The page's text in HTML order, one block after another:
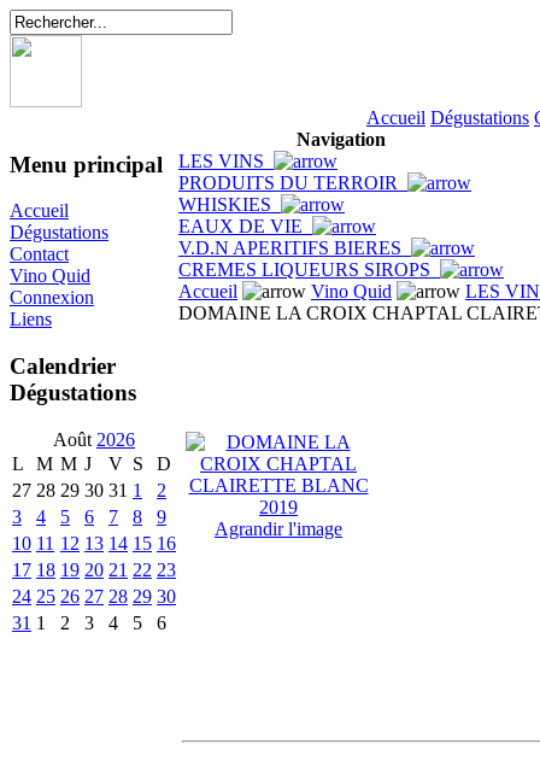
Accueil Dégustations
Menu principal
Accueil
Dégustations
Contact
Vino Quid
Connexion
Liens
Calendrier
Dégustations
Août 2026
L
M M J V S
D
27 28 29 30 31 1
2
3
4 5 6 7 8
9
10 11 12 13 14 15 16
17 18 19 20 21 22 23
24 25 26 27 28 29 30
31 1 2 3 4 5 6
Navigation
LES VINS
PRODUITS DU TERROIR
WHISKIES
EAUX DE VIE
V.D.N APERITIFS BIERES
CREMES LIQUEURS SIROPS
Accueil
Vino Quid
LES
DOMAINE LA CROIX CHAPTAL
Agrandir l'image